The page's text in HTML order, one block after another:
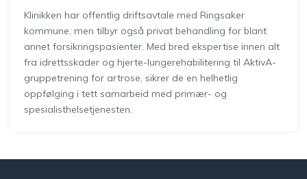
Klinikken har offentlig driftsavtale med Ringsaker
kommune, men tilbyr også privat behandling for blant
annet forsikringspasienter. Med bred ekspertise innen alt
fra idrettsskader og hjerte-lungerehabilitering til AktivA-
gruppetrening for artrose, sikrer de en helhetlig
oppfølging i tett samarbeid med primær- og
spesialisthelsetjenesten.